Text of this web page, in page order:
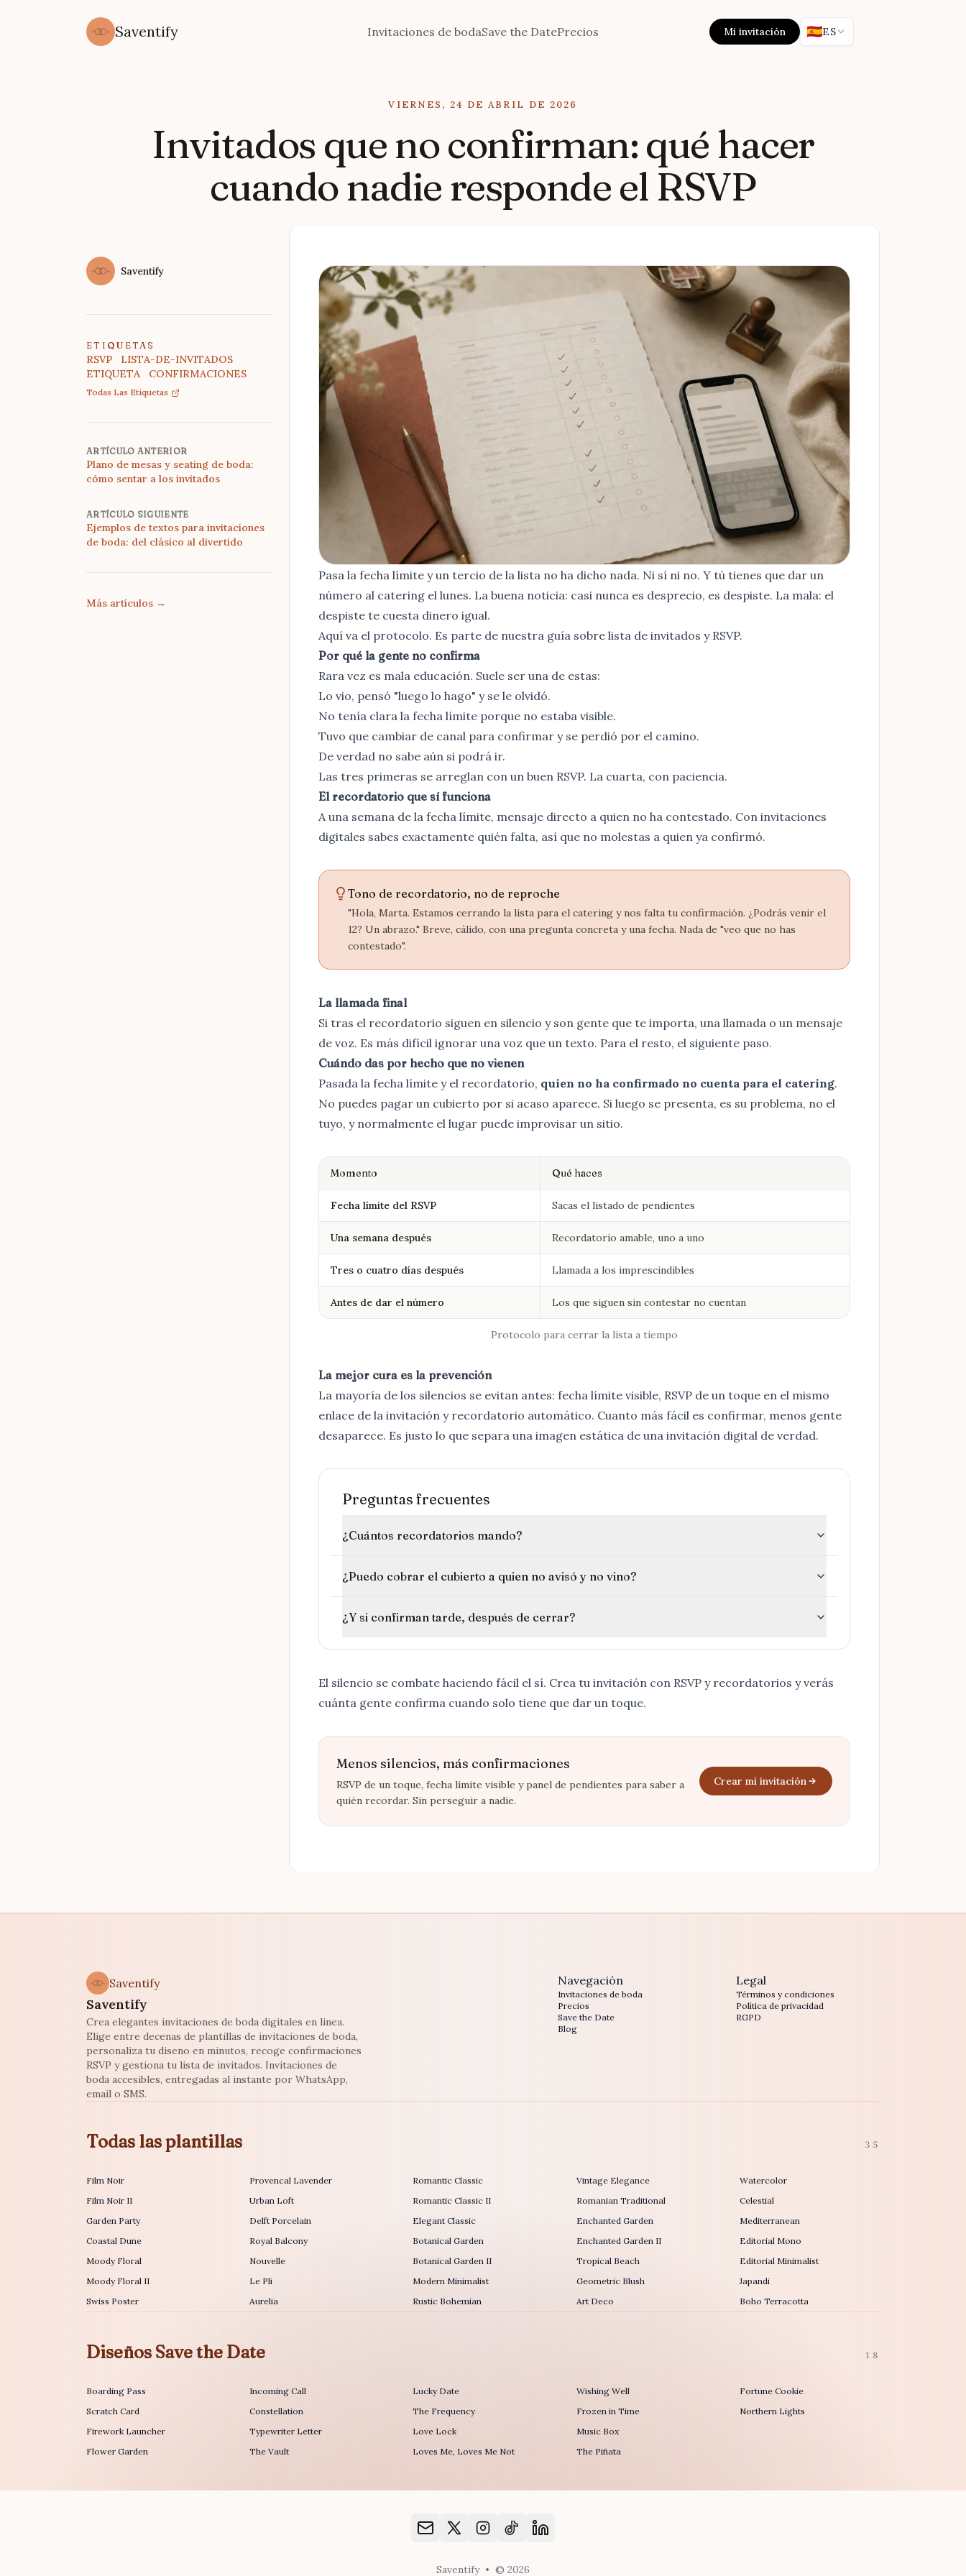
Saventify Invitaciones de bodaSave the DatePrecios Mi invitación 🇪🇸ES
VIERNES, 24 DE ABRIL DE 2026
Invitados que no confirman: qué hacer
cuando nadie responde el RSVP
AuthorsName
Saventify
Pasa la fecha límite y un tercio de la lista no ha dicho nada. Ni sí ni no. Y tú tienes que dar un
número al catering el lunes. La buena noticia: casi nunca es desprecio, es despiste. La mala: el
despiste te cuesta dinero igual.
Aquí va el protocolo. Es parte de nuestra guía sobre lista de invitados y RSVP.
Por qué la gente no confirma
Rara vez es mala educación. Suele ser una de estas:
Lo vio, pensó "luego lo hago" y se le olvidó.
No tenía clara la fecha límite porque no estaba visible.
Tuvo que cambiar de canal para confirmar y se perdió por el camino.
De verdad no sabe aún si podrá ir.
Las tres primeras se arreglan con un buen RSVP. La cuarta, con paciencia.
El recordatorio que sí funciona
A una semana de la fecha límite, mensaje directo a quien no ha contestado. Con invitaciones
digitales sabes exactamente quién falta, así que no molestas a quien ya confirmó.
Tono de recordatorio, no de reproche
"Hola, Marta. Estamos cerrando la lista para el catering y nos falta tu confirmación. ¿Podrás venir el
12? Un abrazo." Breve, cálido, con una pregunta concreta y una fecha. Nada de "veo que no has
contestado".
La llamada final
Si tras el recordatorio siguen en silencio y son gente que te importa, una llamada o un mensaje
de voz. Es más difícil ignorar una voz que un texto. Para el resto, el siguiente paso.
Cuándo das por hecho que no vienen
Pasada la fecha límite y el recordatorio, quien no ha confirmado no cuenta para el catering.
No puedes pagar un cubierto por si acaso aparece. Si luego se presenta, es su problema, no el
tuyo, y normalmente el lugar puede improvisar un sitio.
Momento Qué haces
Fecha límite del RSVP Sacas el listado de pendientes
Una semana después Recordatorio amable, uno a uno
Tres o cuatro días después Llamada a los imprescindibles
Antes de dar el número Los que siguen sin contestar no cuentan
Protocolo para cerrar la lista a tiempo
La mejor cura es la prevención
La mayoría de los silencios se evitan antes: fecha límite visible, RSVP de un toque en el mismo
enlace de la invitación y recordatorio automático. Cuanto más fácil es confirmar, menos gente
desaparece. Es justo lo que separa una imagen estática de una invitación digital de verdad.
Preguntas frecuentes
¿Cuántos recordatorios mando?
¿Puedo cobrar el cubierto a quien no avisó y no vino?
¿Y si confirman tarde, después de cerrar?
El silencio se combate haciendo fácil el sí. Crea tu invitación con RSVP y recordatorios y verás
cuánta gente confirma cuando solo tiene que dar un toque.
Menos silencios, más confirmaciones
RSVP de un toque, fecha límite visible y panel de pendientes para saber a
quién recordar. Sin perseguir a nadie.
Crear mi invitación
ETIQUETAS
RSVP
LISTA-DE-INVITADOS
ETIQUETA
CONFIRMACIONES
Todas Las Etiquetas
ARTÍCULO ANTERIOR
Plano de mesas y seating de boda:
cómo sentar a los invitados
ARTÍCULO SIGUIENTE
Ejemplos de textos para invitaciones
de boda: del clásico al divertido
Más artículos →
Saventify
Saventify
Crea elegantes invitaciones de boda digitales en linea.
Elige entre decenas de plantillas de invitaciones de boda,
personaliza tu diseno en minutos, recoge confirmaciones
RSVP y gestiona tu lista de invitados. Invitaciones de
boda accesibles, entregadas al instante por WhatsApp,
email o SMS.
Navegación
Invitaciones de boda
Precios
Save the Date
Blog
Legal
Términos y condiciones
Política de privacidad
RGPD
Todas las plantillas 35
Film Noir
Film Noir II
Garden Party
Coastal Dune
Moody Floral
Moody Floral II
Swiss Poster
Provencal Lavender
Urban Loft
Delft Porcelain
Royal Balcony
Nouvelle
Le Pli
Aurelia
Romantic Classic
Romantic Classic II
Elegant Classic
Botanical Garden
Botanical Garden II
Modern Minimalist
Rustic Bohemian
Vintage Elegance
Romanian Traditional
Enchanted Garden
Enchanted Garden II
Tropical Beach
Geometric Blush
Art Deco
Watercolor
Celestial
Mediterranean
Editorial Mono
Editorial Minimalist
Japandi
Boho Terracotta
Diseños Save the Date 18
Boarding Pass
Scratch Card
Firework Launcher
Flower Garden
Incoming Call
Constellation
Typewriter Letter
The Vault
Lucky Date
The Frequency
Love Lock
Loves Me, Loves Me Not
Wishing Well
Frozen in Time
Music Box
The Piñata
Fortune Cookie
Northern Lights
Saventify • © 2026